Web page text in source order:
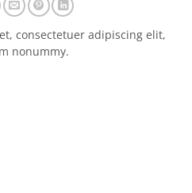
consectetuer adipiscing elit,
nonummy.